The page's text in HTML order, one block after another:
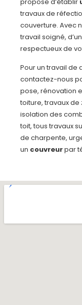
travaux de
couverture. Avec
travail soigné,
respectueux de
Pour un travail de
contactez-nous
pose, rénovation
toiture, travaux
isolation des
toit, tous travaux
de charpente,
un couvreurpar